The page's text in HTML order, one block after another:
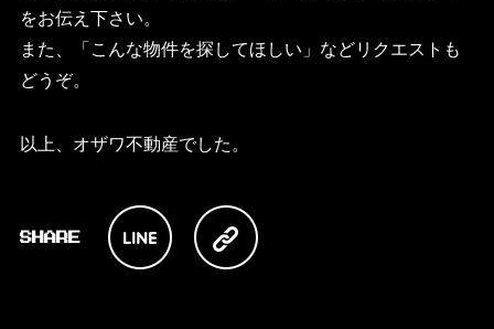
をお伝え下さい。
また、「こんな物件を探してほしい」などリクエストも
どうぞ。
以上、オザワ不動産でした。